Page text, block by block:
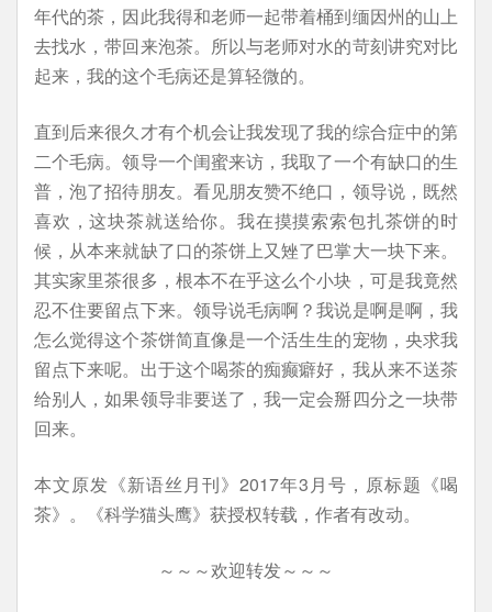
年代的茶，因此我得和老师一起带着桶到缅因州的山上
去找水，带回来泡茶。所以与老师对水的苛刻讲究对比
起来，我的这个毛病还是算轻微的。
直到后来很久才有个机会让我发现了我的综合症中的第
二个毛病。领导一个闺蜜来访，我取了一个有缺口的生
普，泡了招待朋友。看见朋友赞不绝口，领导说，既然
喜欢，这块茶就送给你。我在摸摸索索包扎茶饼的时
候，从本来就缺了口的茶饼上又矬了巴掌大一块下来。
其实家里茶很多，根本不在乎这么个小块，可是我竟然
忍不住要留点下来。领导说毛病啊？我说是啊是啊，我
怎么觉得这个茶饼简直像是一个活生生的宠物，央求我
留点下来呢。出于这个喝茶的痴癫癖好，我从来不送茶
给别人，如果领导非要送了，我一定会掰四分之一块带
回来。
本文原发《新语丝月刊》2017年3月号，原标题《喝
茶》。《科学猫头鹰》获授权转载，作者有改动。
～～～欢迎转发～～～